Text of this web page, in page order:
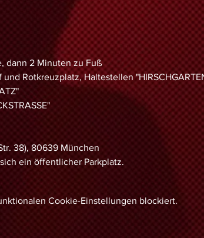
dann 2 Minuten zu Fuß
Rotkreuzplatz, Haltestellen
38), 80639 München
ein öffentlicher Parkplatz.
Cookie-Einstellungen blockiert.